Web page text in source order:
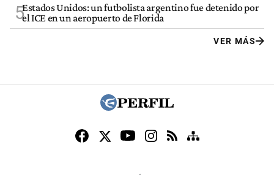
5Estados Unidos: un futbolista argentino fue detenido por
el ICE en un aeropuerto de Florida
VER MÁS